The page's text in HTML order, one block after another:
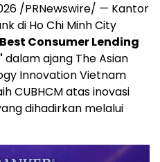
/PRNewswire/ — Kantor
di Ho Chi Minh City
Consumer Lending
dalam ajang The Asian
Innovation Vietnam
CUBHCM atas inovasi
dihadirkan melalui